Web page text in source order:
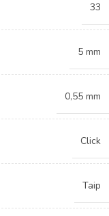
33
5 mm
0,55 mm
Click
Taip